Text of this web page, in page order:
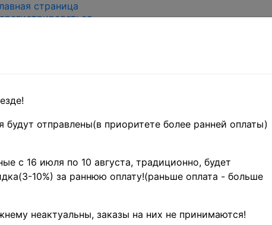
страница
и покупка
по магазину
Главная»
»
»
в категории - название товара Поиск
отправлены(в приоритете более ранней оплаты)
с 16 июля по 10 августа, традиционно, будет
10%) за раннюю оплату!(раньше оплата - больше
неактуальны, заказы на них не принимаются!